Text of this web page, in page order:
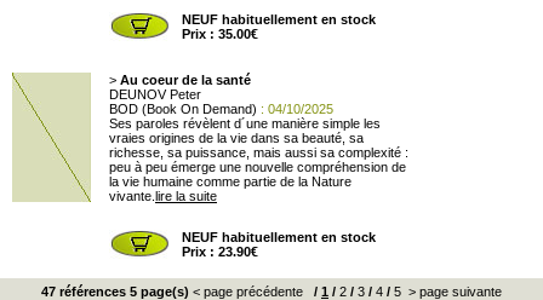
NEUF habituellement en stock
Prix : 35.00€
> Au coeur de la santé
DEUNOV Peter
BOD (Book On Demand) : 04/10/2025
Ses paroles révèlent d´une manière simple les
vraies origines de la vie dans sa beauté, sa
richesse, sa puissance, mais aussi sa complexité :
peu à peu émerge une nouvelle compréhension de
la vie humaine comme partie de la Nature
vivante. lire la suite
NEUF habituellement en stock
Prix : 23.90€
47 références 5 page(s) < page précédente / 1 / 2 / 3 / 4 / 5 > page suivante